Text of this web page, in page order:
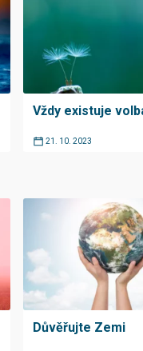
Vždy existuje
21. 10. 2023
Důvěřujte Zemi